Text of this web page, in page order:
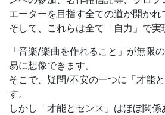
エーターを目指す全ての道が開かれ
そして、これらは全て「自力」で実
「音楽/楽曲を作れること」が無限
易に想像できます。
そこで、疑問/不安の一つに「才能
す。
しかし「才能とセンス」はほぼ関係